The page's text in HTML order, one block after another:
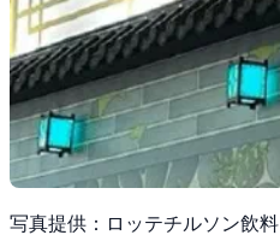
写真提供：ロッテチルソン飲料